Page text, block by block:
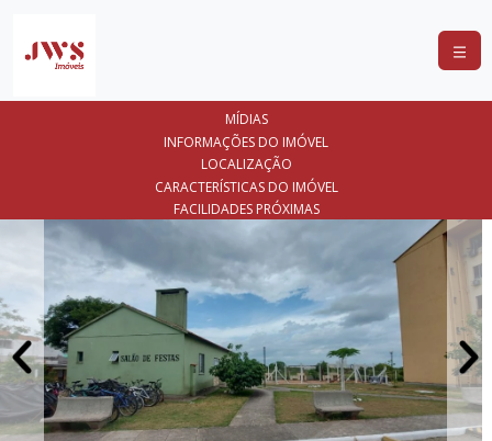
COMPRAR
LANÇAMENTOS
ANUNCIE
SEU
IMÓVEL
CONTATO
MÍDIAS
INFORMAÇÕES DO IMÓVEL
LOCALIZAÇÃO
CARACTERÍSTICAS DO IMÓVEL
FACILIDADES PRÓXIMAS